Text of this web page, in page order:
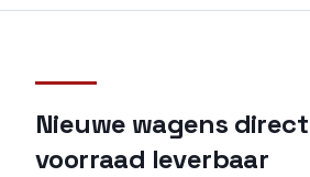
Nieuwe wagens
voorraad leverbaar